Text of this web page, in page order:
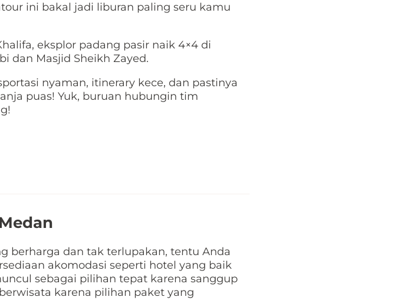
ini bakal jadi liburan paling seru kamu
eksplor padang pasir naik 4×4 di
dan Masjid Sheikh Zayed.
nyaman, itinerary kece, dan pastinya
puas! Yuk, buruan hubungin tim
berharga dan tak terlupakan, tentu Anda
akomodasi seperti hotel yang baik
sebagai pilihan tepat karena sanggup
karena pilihan paket yang